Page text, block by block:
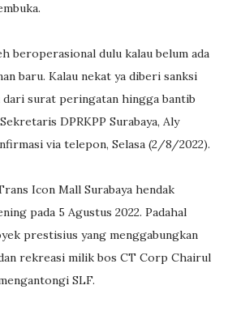
beroperasional dulu kalau belum ada
baru. Kalau nekat ya diberi sanksi
surat peringatan hingga bantib
DPRKPP Surabaya, Aly
via telepon, Selasa (2/8/2022).
Icon Mall Surabaya hendak
pada 5 Agustus 2022. Padahal
prestisius yang menggabungkan
rekreasi milik bos CT Corp Chairul
SLF.